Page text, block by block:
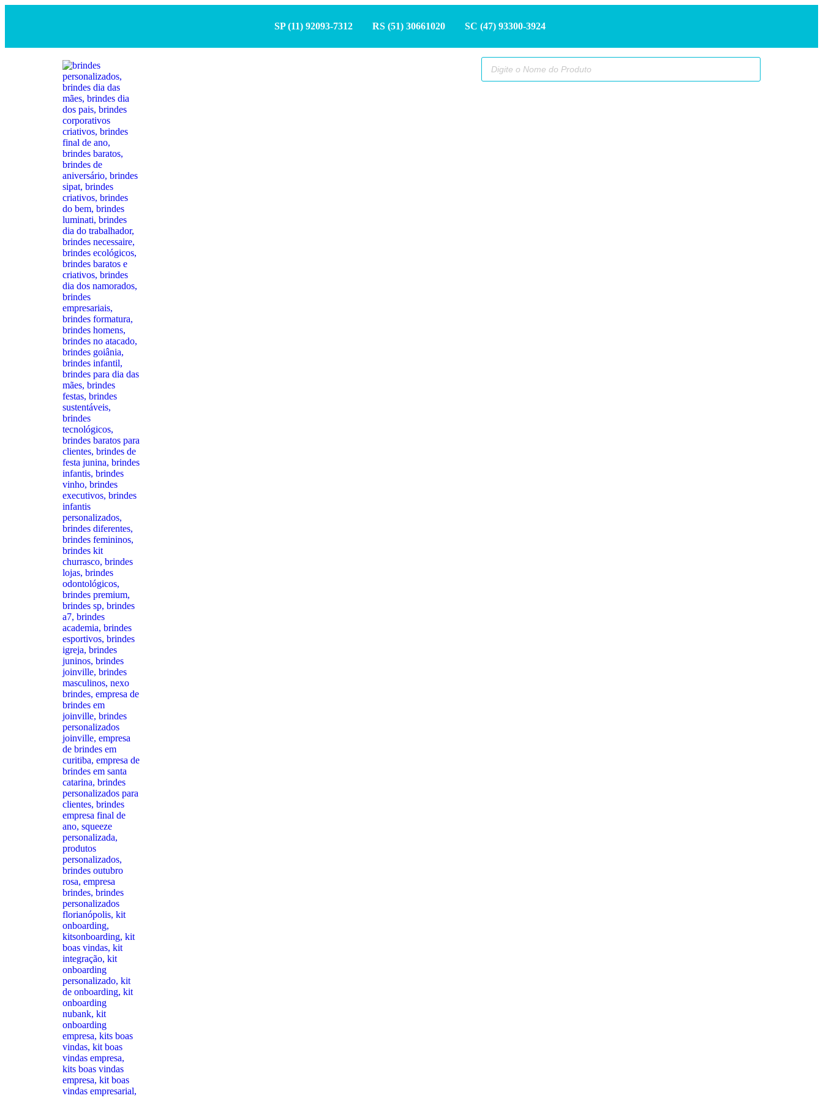
SP (11) 92093-7312 RS (51) 30661020 SC (47) 93300-3924